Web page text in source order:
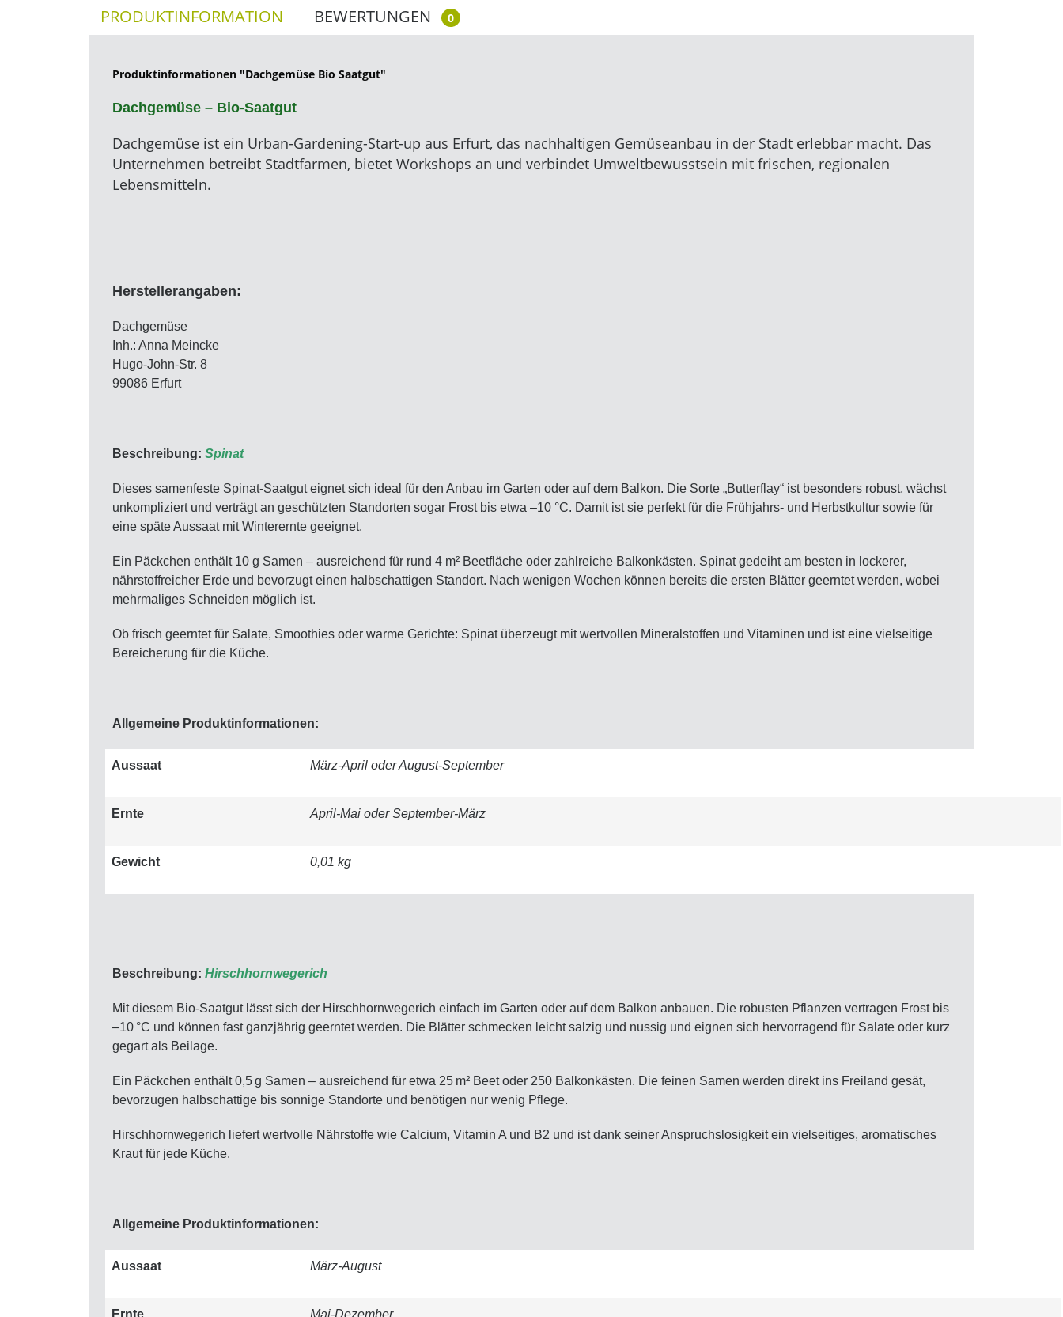
PRODUKTINFORMATION BEWERTUNGEN 0
Produktinformationen "Dachgemüse Bio Saatgut"
Dachgemüse – Bio-Saatgut
Dachgemüse ist ein Urban-Gardening-Start-up aus Erfurt, das nachhaltigen Gemüseanbau in der Stadt erlebbar macht. Das
Unternehmen betreibt Stadtfarmen, bietet Workshops an und verbindet Umweltbewusstsein mit frischen, regionalen
Lebensmitteln.
Herstellerangaben:
Dachgemüse
Inh.: Anna Meincke
Hugo-John-Str. 8
99086 Erfurt
Beschreibung: Spinat
Dieses samenfeste Spinat-Saatgut eignet sich ideal für den Anbau im Garten oder auf dem Balkon. Die Sorte „Butterflay“ ist besonders robust, wächst
unkompliziert und verträgt an geschützten Standorten sogar Frost bis etwa –10 °C. Damit ist sie perfekt für die Frühjahrs- und Herbstkultur sowie für
eine späte Aussaat mit Winterernte geeignet.
Ein Päckchen enthält 10 g Samen – ausreichend für rund 4 m² Beetfläche oder zahlreiche Balkonkästen. Spinat gedeiht am besten in lockerer,
nährstoffreicher Erde und bevorzugt einen halbschattigen Standort. Nach wenigen Wochen können bereits die ersten Blätter geerntet werden, wobei
mehrmaliges Schneiden möglich ist.
Ob frisch geerntet für Salate, Smoothies oder warme Gerichte: Spinat überzeugt mit wertvollen Mineralstoffen und Vitaminen und ist eine vielseitige
Bereicherung für die Küche.
Allgemeine Produktinformationen:
Aussaat März-April oder August-September
Ernte April-Mai oder September-März
Gewicht 0,01 kg
Beschreibung: Hirschhornwegerich
Mit diesem Bio-Saatgut lässt sich der Hirschhornwegerich einfach im Garten oder auf dem Balkon anbauen. Die robusten Pflanzen vertragen Frost bis
–10 °C und können fast ganzjährig geerntet werden. Die Blätter schmecken leicht salzig und nussig und eignen sich hervorragend für Salate oder kurz
gegart als Beilage.
Ein Päckchen enthält 0,5 g Samen – ausreichend für etwa 25 m² Beet oder 250 Balkonkästen. Die feinen Samen werden direkt ins Freiland gesät,
bevorzugen halbschattige bis sonnige Standorte und benötigen nur wenig Pflege.
Hirschhornwegerich liefert wertvolle Nährstoffe wie Calcium, Vitamin A und B2 und ist dank seiner Anspruchslosigkeit ein vielseitiges, aromatisches
Kraut für jede Küche.
Allgemeine Produktinformationen:
Aussaat März-August
Ernte Mai-Dezember